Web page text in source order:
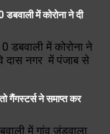
में कोरोना ने दी
डबवाली में कोरोना ने
दास नगर में पंजाब से
गैंगस्टर्स ने समाप्त कर
में गांव जंडवाला